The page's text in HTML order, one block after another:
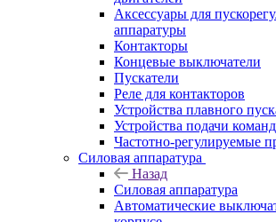
Аксессуары для
аппаратуры
Контакторы
Концевые выключатели
Пускатели
Реле для контакторов
Устройства плавного
Устройства подачи
Частотно-регулируемые
Силовая аппаратура
Назад
Силовая аппаратура
Автоматические